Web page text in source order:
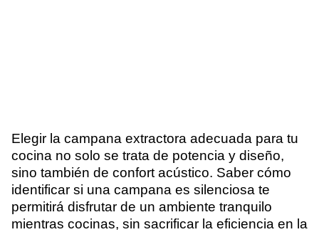
Elegir la campana extractora adecuada para tu
cocina no solo se trata de potencia y diseño,
sino también de confort acústico. Saber cómo
identificar si una campana es silenciosa te
permitirá disfrutar de un ambiente tranquilo
mientras cocinas, sin sacrificar la eficiencia en la